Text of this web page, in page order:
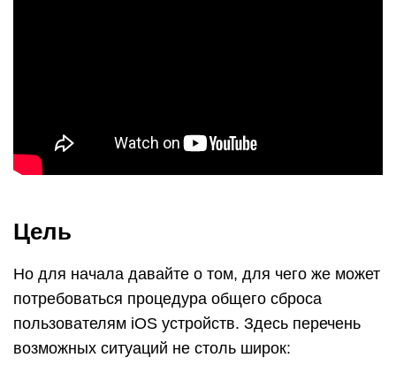
Цель
Но для начала давайте о том, для чего же может
потребоваться процедура общего сброса
пользователям iOS устройств. Здесь перечень
возможных ситуаций не столь широк: